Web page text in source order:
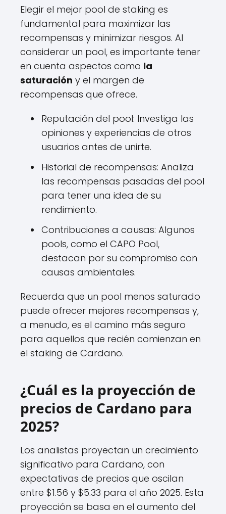
Elegir el mejor pool de staking es
fundamental para maximizar las
recompensas y minimizar riesgos. Al
considerar un pool, es importante tener
en cuenta aspectos como la
saturación y el margen de
recompensas que ofrece.
Reputación del pool: Investiga las
opiniones y experiencias de otros
usuarios antes de unirte.
Historial de recompensas: Analiza
las recompensas pasadas del pool
para tener una idea de su
rendimiento.
Contribuciones a causas: Algunos
pools, como el CAPO Pool,
destacan por su compromiso con
causas ambientales.
Recuerda que un pool menos saturado
puede ofrecer mejores recompensas y,
a menudo, es el camino más seguro
para aquellos que recién comienzan en
el staking de Cardano.
¿Cuál es la proyección de
precios de Cardano para
2025?
Los analistas proyectan un crecimiento
significativo para Cardano, con
expectativas de precios que oscilan
entre $1.56 y $5.33 para el año 2025. Esta
proyección se basa en el aumento del